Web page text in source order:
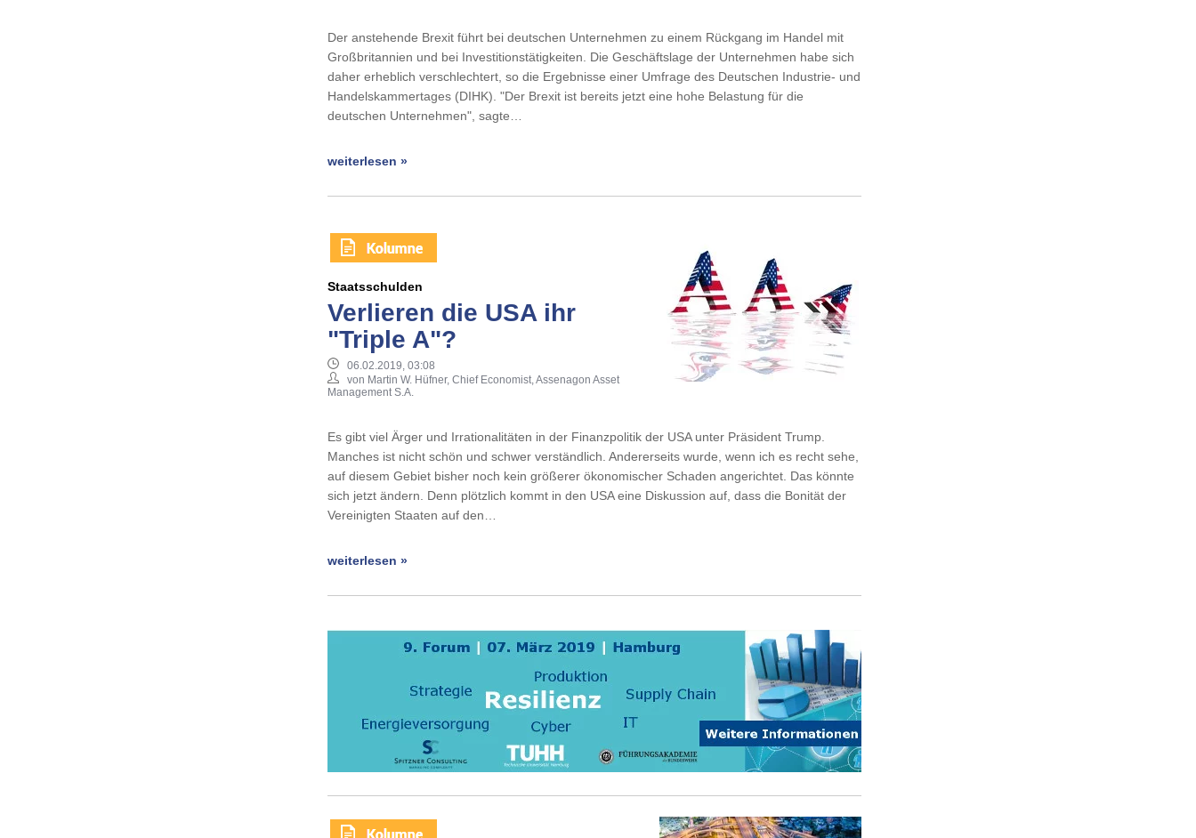
Der anstehende Brexit führt bei deutschen Unternehmen zu einem Rückgang im Handel mit
Großbritannien und bei Investitionstätigkeiten. Die Geschäftslage der Unternehmen habe sich
daher erheblich verschlechtert, so die Ergebnisse einer Umfrage des Deutschen Industrie- und
Handelskammertages (DIHK). "Der Brexit ist bereits jetzt eine hohe Belastung für die
deutschen Unternehmen", sagte…
weiterlesen »
Staatsschulden
Verlieren die USA ihr
"Triple A"?
06.02.2019, 03:08
von Martin W. Hüfner, Chief Economist, Assenagon Asset
Management S.A.
Es gibt viel Ärger und Irrationalitäten in der Finanzpolitik der USA unter Präsident Trump.
Manches ist nicht schön und schwer verständlich. Andererseits wurde, wenn ich es recht sehe,
auf diesem Gebiet bisher noch kein größerer ökonomischer Schaden angerichtet. Das könnte
sich jetzt ändern. Denn plötzlich kommt in den USA eine Diskussion auf, dass die Bonität der
Vereinigten Staaten auf den…
weiterlesen »